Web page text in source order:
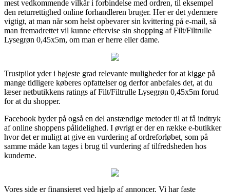
mest vedkommende vilkår i forbindelse med ordren, til eksempel
den returrettighed online forhandleren bruger. Her er det ydermere
vigtigt, at man når som helst opbevarer sin kvittering på e-mail, så
man fremadrettet vil kunne eftervise sin shopping af Filt/Filtrulle
Lysegrøn 0,45x5m, om man er herre eller dame.
Trustpilot yder i højeste grad relevante muligheder for at kigge på
mange tidligere køberes opfattelser og derfor anbefales det, at du
læser netbutikkens ratings af Filt/Filtrulle Lysegrøn 0,45x5m forud
for at du shopper.
Facebook byder på også en del anstændige metoder til at få indtryk
af online shoppens pålidelighed. I øvrigt er der en række e-butikker
hvor det er muligt at give en vurdering af ordreforløbet, som på
samme måde kan tages i brug til vurdering af tilfredsheden hos
kunderne.
Vores side er finansieret ved hjælp af annoncer. Vi har faste